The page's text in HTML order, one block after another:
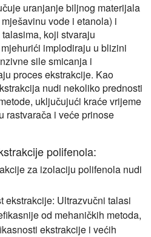
uranjanje biljnog materijala
vode i etanola) i
koji stvaraju
implodiraju u blizini
sile smicanja i
proces ekstrakcije. Kao
nudi nekoliko prednosti
uključujući kraće vrijeme
rastvarača i veće prinose
polifenola:
za izolaciju polifenola nudi
ekstrakcije: Ultrazvučni talasi
od mehaničkih metoda,
ekstrakcije i većih